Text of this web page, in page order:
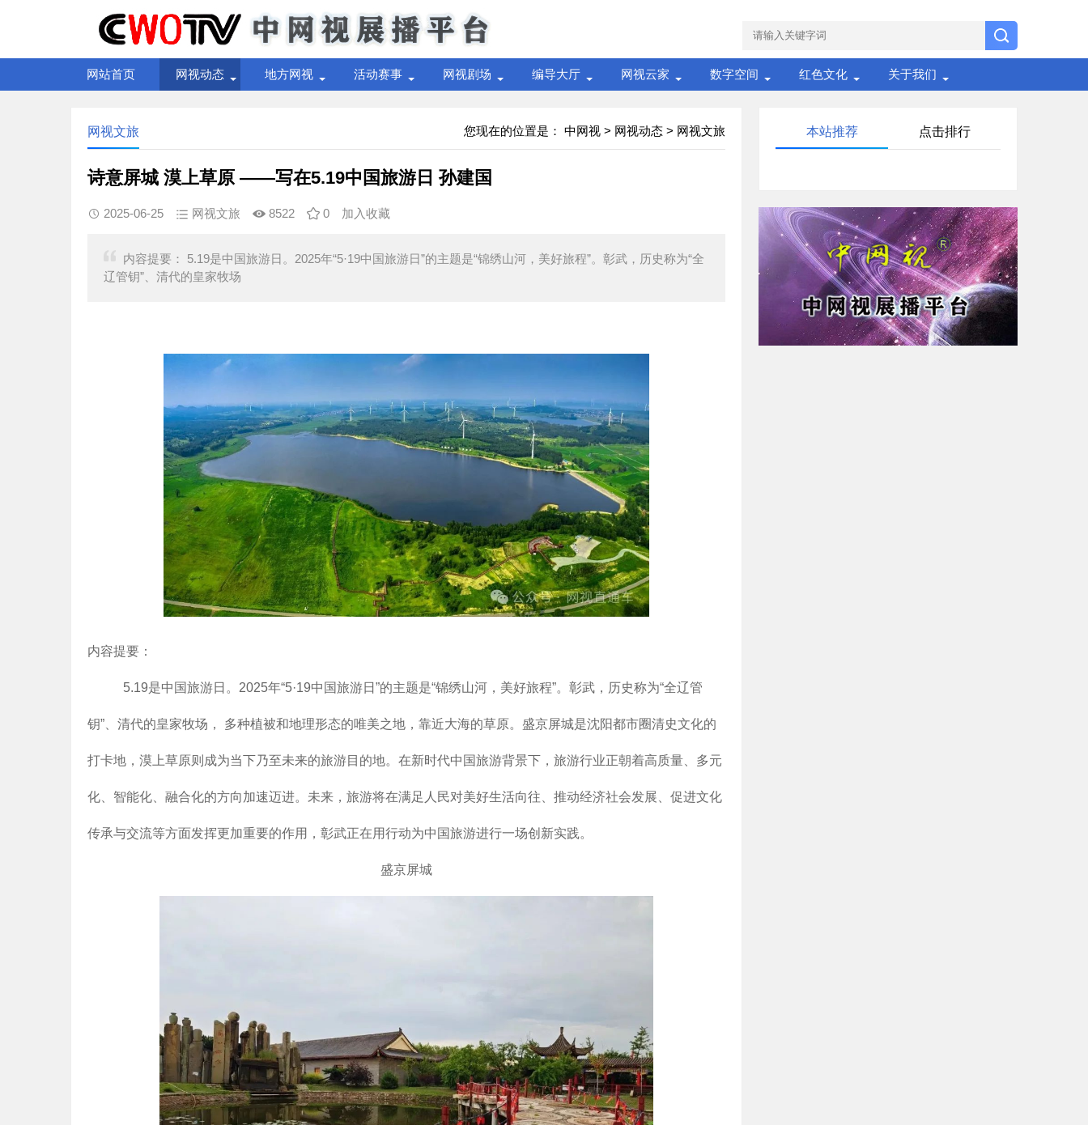
网站首页 网视动态 地方网视 活动赛事 网视剧场 编导大厅 网视云家 数字空间 红色文化 关于我们
您现在的位置是： 中网视 > 网视动态 > 网视文旅
网视文旅
诗意屏城 漠上草原 ——写在5.19中国旅游日 孙建国
2025-06-25 网视文旅 8522 0 加入收藏
内容提要： 5.19是中国旅游日。2025年“5·19中国旅游日”的主题是“锦绣山河，美好旅程”。彰武，历史称为“全
辽管钥”、清代的皇家牧场
内容提要：
5.19是中国旅游日。2025年“5·19中国旅游日”的主题是“锦绣山河，美好旅程”。彰武，历史称为“全辽管
钥”、清代的皇家牧场， 多种植被和地理形态的唯美之地，靠近大海的草原。盛京屏城是沈阳都市圈清史文化的
打卡地，漠上草原则成为当下乃至未来的旅游目的地。在新时代中国旅游背景下，旅游行业正朝着高质量、多元
化、智能化、融合化的方向加速迈进。未来，旅游将在满足人民对美好生活向往、推动经济社会发展、促进文化
传承与交流等方面发挥更加重要的作用，彰武正在用行动为中国旅游进行一场创新实践。
盛京屏城
本站推荐 点击排行